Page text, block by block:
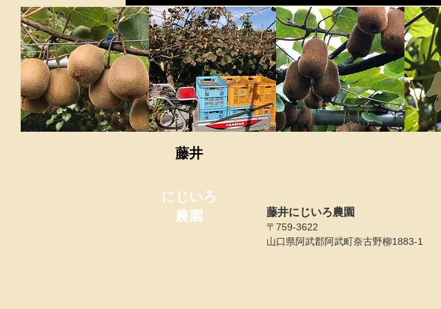
藤井にじいろ農園
〒759-3622
山口県阿武郡阿武町奈古野柳1883-1
​藤井
にじいろ
農園